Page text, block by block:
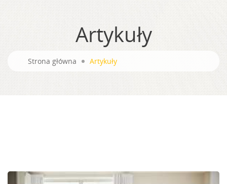
Artykuły
Strona główna Artykuły